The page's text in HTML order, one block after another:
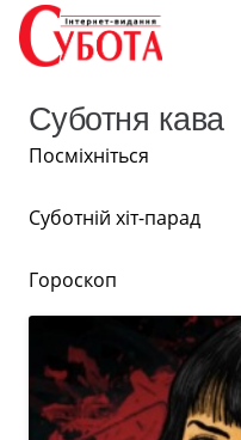
Суботня кава
Посміхніться
Суботній хіт-парад
Гороскоп